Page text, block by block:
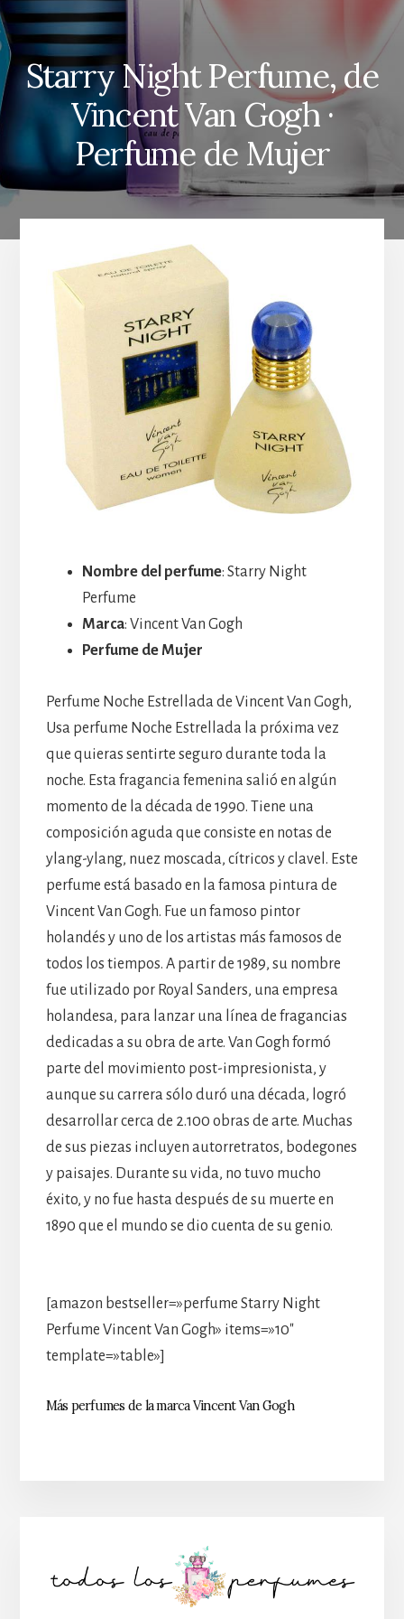
Starry Night Perfume, de
Vincent Van Gogh ·
Perfume de Mujer
Nombre del perfume: Starry Night
Perfume
Marca: Vincent Van Gogh
Perfume de Mujer
Perfume Noche Estrellada de Vincent Van Gogh,
Usa perfume Noche Estrellada la próxima vez
que quieras sentirte seguro durante toda la
noche. Esta fragancia femenina salió en algún
momento de la década de 1990. Tiene una
composición aguda que consiste en notas de
ylang-ylang, nuez moscada, cítricos y clavel. Este
perfume está basado en la famosa pintura de
Vincent Van Gogh. Fue un famoso pintor
holandés y uno de los artistas más famosos de
todos los tiempos. A partir de 1989, su nombre
fue utilizado por Royal Sanders, una empresa
holandesa, para lanzar una línea de fragancias
dedicadas a su obra de arte. Van Gogh formó
parte del movimiento post-impresionista, y
aunque su carrera sólo duró una década, logró
desarrollar cerca de 2.100 obras de arte. Muchas
de sus piezas incluyen autorretratos, bodegones
y paisajes. Durante su vida, no tuvo mucho
éxito, y no fue hasta después de su muerte en
1890 que el mundo se dio cuenta de su genio.
[amazon bestseller=»perfume Starry Night
Perfume Vincent Van Gogh» items=»10″
template=»table»]
Más perfumes de la marca Vincent Van Gogh
lateral